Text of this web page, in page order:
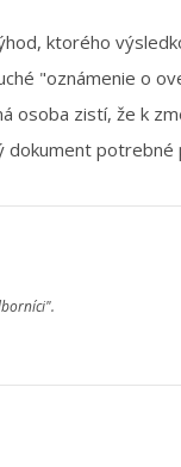
ktorého
"oznámenie o
osoba zistí, že k
dokument potrebné